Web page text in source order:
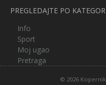
PREGLEDAJTE PO
Info
Sport
Moj ugao
Pretraga
© 2026